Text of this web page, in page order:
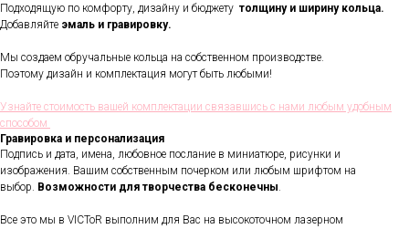
Подходящую по комфорту, дизайну и бюджету толщину и ширину кольца.
Добавляйте эмаль и гравировку.
Мы создаем обручальные кольца на собственном производстве.
Поэтому дизайн и комплектация могут быть любыми!
Узнайте стоимость вашей комплектации связавшись с нами любым удобным
способом
Гравировка и персонализация
Подпись и дата, имена, любовное послание в миниатюре, рисунки и
изображения. Вашим собственным почерком или любым шрифтом на
выбор. Возможности для творчества бесконечны.
Все это мы в VICToR выполним для Вас на высокоточном лазерном